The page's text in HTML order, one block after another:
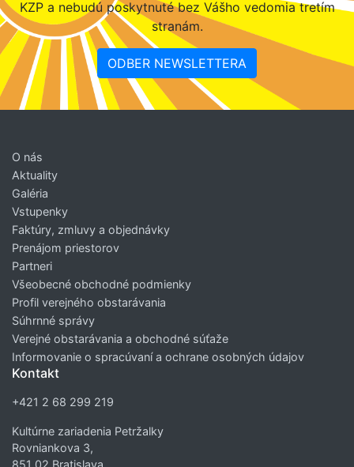
KZP a nebudú poskytnuté bez Vášho vedomia tretím
stranám.
ODBER NEWSLETTERA
O nás
Aktuality
Galéria
Vstupenky
Faktúry, zmluvy a objednávky
Prenájom priestorov
Partneri
Všeobecné obchodné podmienky
Profil verejného obstarávania
Súhrnné správy
Verejné obstarávania a obchodné súťaže
Informovanie o spracúvaní a ochrane osobných údajov
Kontakt
+421 2 68 299 219
Kultúrne zariadenia Petržalky
Rovniankova 3,
851 02 Bratislava